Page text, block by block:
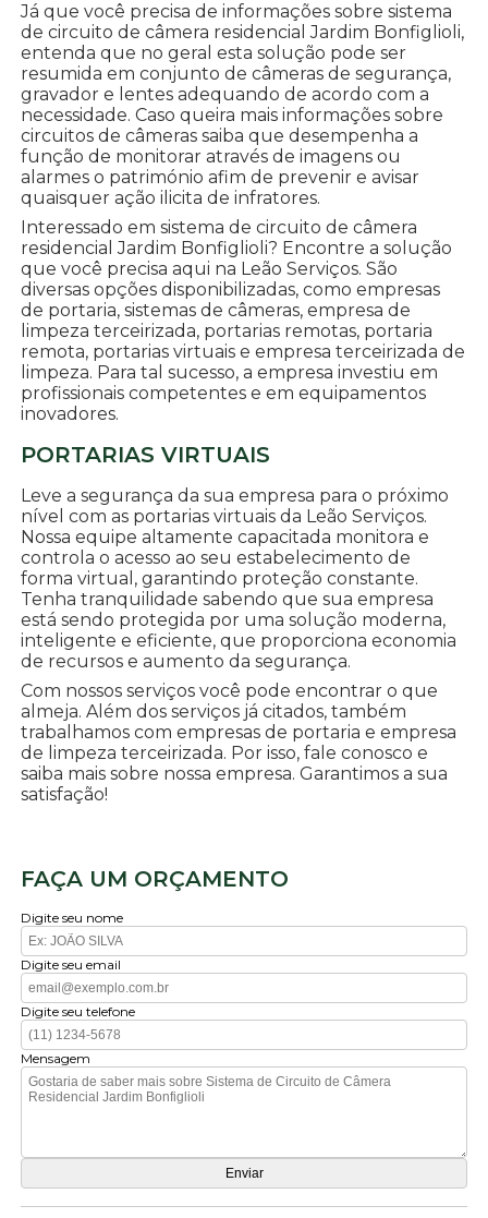
Já que você precisa de informações sobre sistema
de circuito de câmera residencial Jardim Bonfiglioli,
entenda que no geral esta solução pode ser
resumida em conjunto de câmeras de segurança,
gravador e lentes adequando de acordo com a
necessidade. Caso queira mais informações sobre
circuitos de câmeras saiba que desempenha a
função de monitorar através de imagens ou
alarmes o património afim de prevenir e avisar
quaisquer ação ilicita de infratores.
Interessado em sistema de circuito de câmera
residencial Jardim Bonfiglioli? Encontre a solução
que você precisa aqui na Leão Serviços. São
diversas opções disponibilizadas, como empresas
de portaria, sistemas de câmeras, empresa de
limpeza terceirizada, portarias remotas, portaria
remota, portarias virtuais e empresa terceirizada de
limpeza. Para tal sucesso, a empresa investiu em
profissionais competentes e em equipamentos
inovadores.
PORTARIAS VIRTUAIS
Leve a segurança da sua empresa para o próximo
nível com as portarias virtuais da Leão Serviços.
Nossa equipe altamente capacitada monitora e
controla o acesso ao seu estabelecimento de
forma virtual, garantindo proteção constante.
Tenha tranquilidade sabendo que sua empresa
está sendo protegida por uma solução moderna,
inteligente e eficiente, que proporciona economia
de recursos e aumento da segurança.
Com nossos serviços você pode encontrar o que
almeja. Além dos serviços já citados, também
trabalhamos com empresas de portaria e empresa
de limpeza terceirizada. Por isso, fale conosco e
saiba mais sobre nossa empresa. Garantimos a sua
satisfação!
FAÇA UM ORÇAMENTO
Digite seu nome
Digite seu email
Digite seu telefone
Mensagem